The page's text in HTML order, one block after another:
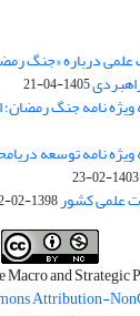
علمی درباره «جنگ
1405-04-21
نامه جنگ رمضان؛
نامه توسعه
1403-02-23
علمی کشور1398-02-22
and Strategic
Attribution-